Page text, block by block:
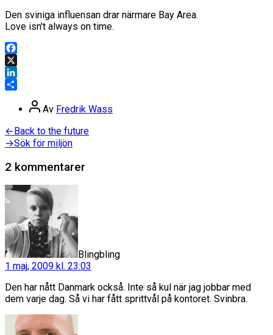
Den sviniga influensan drar närmare Bay Area.
Love isn't always on time.
Facebook
X
LinkedIn
Inläggsförfattare
Av Fredrik Wass
Inläggsnavigering
←Föregående
inlägg:
Back to the future
→Nästa
Sök för miljön
2 kommentarer
Blingbling
1 maj, 2009 kl. 23:03
Den har nått Danmark också. Inte så kul när jag jobbar med
dem varje dag. Så vi har fått sprittvål på kontoret. Svinbra.